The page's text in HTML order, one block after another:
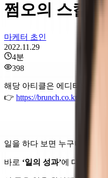
쩜오의 스킬
마케터 초인
2022.11.29
4분
398
해당 아티클은 에디터의 브
👉 https://brunch.co.kr/
일을 하다 보면 누구나 욕망
바로 ‘일의 성과’에 대하여.